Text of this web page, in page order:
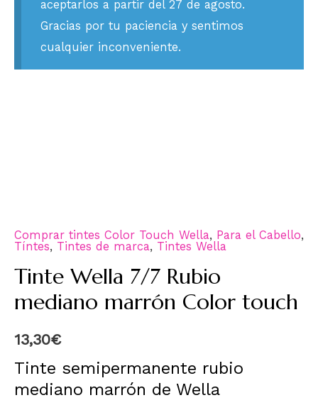
aceptarlos a partir del 27 de agosto.
Gracias por tu paciencia y sentimos
cualquier inconveniente.
Comprar tintes Color Touch Wella, Para el Cabello,
Tíntes, Tintes de marca, Tintes Wella
Tinte Wella 7/7 Rubio
mediano marrón Color touch
13,30€
Tinte semipermanente rubio
mediano marrón de Wella